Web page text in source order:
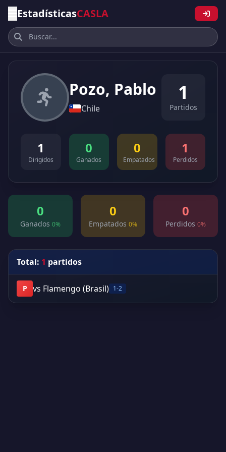
EstadísticasCASLA
Pozo, Pablo
Chile
1
Partidos
1
Dirigidos
0
Ganados
0
Empatados
1
Perdidos
0
Ganados 0%
0
Empatados 0%
0
Perdidos 0%
Total: 1 partidos
P vs Flamengo (Brasil) 1-2